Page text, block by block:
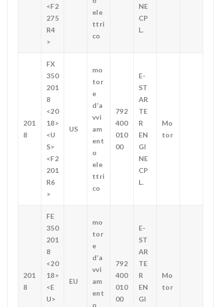
<F2
275
R4
>
ele
ttri
co
NE
CP
L.
201
8
FX
350
201
8
<20
18>
<U
S>
<F2
201
R6
>
US
mo
tor
e
d’a
vvi
am
ent
o
ele
ttri
co
792
400
010
00
E-
ST
AR
TE
R
EN
GI
NE
CP
L.
Mo
tor
201
8
FE
350
201
8
<20
18>
<E
U>
EU
mo
tor
e
d’a
vvi
am
ent
o
792
400
010
00
E-
ST
AR
TE
R
EN
GI
Mo
tor